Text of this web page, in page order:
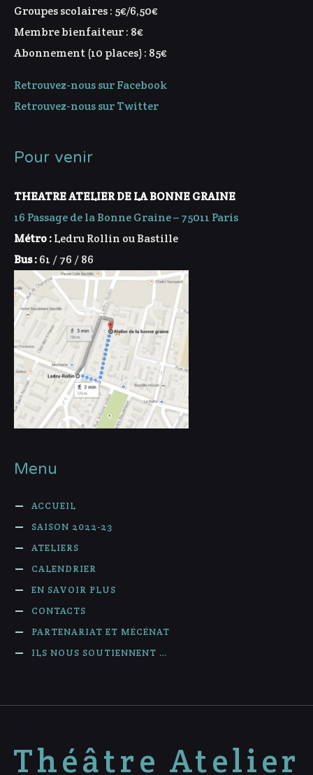
Groupes scolaires : 5€/6,50€
Membre bienfaiteur : 8€
Abonnement (10 places) : 85€
Retrouvez-nous sur Facebook
Retrouvez-nous sur Twitter
Pour venir
THEATRE ATELIER DE LA BONNE GRAINE
16 Passage de la Bonne Graine – 75011 Paris
Métro :Ledru Rollin ou Bastille
Bus :61 / 76 / 86
Menu
ACCUEIL
SAISON 2022-23
ATELIERS
CALENDRIER
EN SAVOIR PLUS
CONTACTS
PARTENARIAT ET MÉCÉNAT
ILS NOUS SOUTIENNENT …
Théâtre Atelier